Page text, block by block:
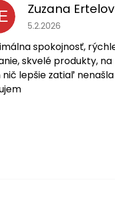
Zuzana
Hodnotenie
5.2.2026
spokojnosť,
skvelé produkty,
nič lepšie zatiaľ nenašla